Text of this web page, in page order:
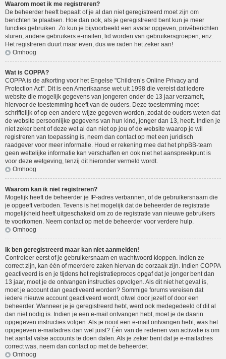
Waarom moet ik me registreren?
De beheerder heeft bepaalt of je al dan niet geregistreerd moet zijn om
berichten te plaatsen. Hoe dan ook, als je geregistreerd bent kun je meer
functies gebruiken. Zo kun je bijvoorbeeld een avatar opgeven, privéberichten
sturen, andere gebruikers e-mailen, lid worden van gebruikersgroepen, enz.
Het registreren duurt maar even, dus we raden het zeker aan!
Omhoog
Wat is COPPA?
COPPA is de afkorting voor het Engelse "Children’s Online Privacy and
Protection Act". Dit is een Amerikaanse wet uit 1998 die vereist dat iedere
website die mogelijk gegevens van jongeren onder de 13 jaar verzamelt,
hiervoor de toestemming heeft van de ouders. Deze toestemming moet
schriftelijk of op een andere wijze gegeven worden, zodat de ouders weten dat
de website persoonlijke gegevens van hun kind, jonger dan 13, heeft. Indien je
niet zeker bent of deze wet al dan niet op jou of de website waarop je wil
registreren van toepassing is, neem dan contact op met een juridisch
raadgever voor meer informatie. Houd er rekening mee dat het phpBB-team
geen wettelijke informatie kan verschaffen en ook niet het aanspreekpunt is
voor deze wetgeving, tenzij dit hieronder vermeld wordt.
Omhoog
Waarom kan ik niet registreren?
Mogelijk heeft de beheerder je IP-adres verbannen, of de gebruikersnaam die
je opgeeft verboden. Tevens is het mogelijk dat de beheerder de registratie
mogelijkheid heeft uitgeschakeld om zo de registratie van nieuwe gebruikers
te voorkomen. Neem contact op met de beheerder voor verdere hulp.
Omhoog
Ik ben geregistreerd maar kan niet aanmelden!
Controleer eerst of je gebruikersnaam en wachtwoord kloppen. Indien ze
correct zijn, kan één of meerdere zaken hiervan de oorzaak zijn. Indien COPPA
geactiveerd is en je tijdens het registratieproces opgaf dat je jonger bent dan
13 jaar, moet je de ontvangen instructies opvolgen. Als dit niet het geval is,
moet je account dan geactiveerd worden? Sommige forums vereisen dat
iedere nieuwe account geactiveerd wordt, ofwel door jezelf of door een
beheerder. Wanneer je je geregistreerd hebt, werd ook medegedeeld of dit al
dan niet nodig is. Indien je een e-mail ontvangen hebt, moet je de daarin
opgegeven instructies volgen. Als je nooit een e-mail ontvangen hebt, was het
opgegeven e-mailadres dan wel juist? Één van de redenen van activatie is om
het aantal valse accounts te doen dalen. Als je zeker bent dat je e-mailadres
correct was, neem dan contact op met de beheerder.
Omhoog